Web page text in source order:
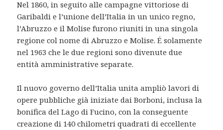
Nel 1860, in seguito alle campagne vittoriose di
Garibaldi e l’unione dell’Italia in un unico regno,
l’Abruzzo e il Molise furono riuniti in una singola
regione col nome di Abruzzo e Molise. É solamente
nel 1963 che le due regioni sono divenute due
entità amministrative separate.
Il nuovo governo dell’Italia unita ampliò lavori di
opere pubbliche già iniziate dai Borboni, inclusa la
bonifica del Lago di Fucino, con la conseguente
creazione di 140 chilometri quadrati di eccellente